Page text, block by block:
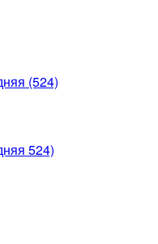
(524)
524)